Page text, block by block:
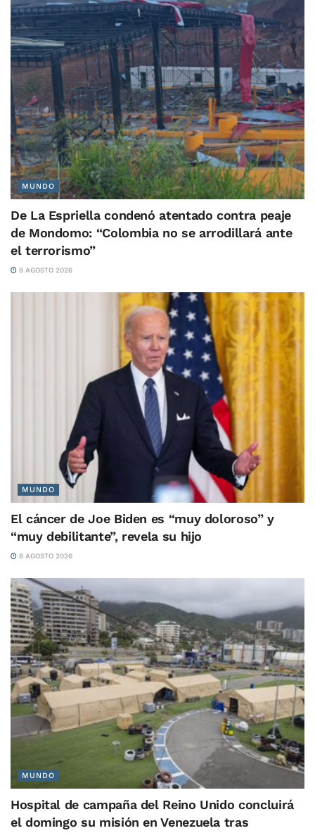
MUNDO
De La Espriella condenó atentado contra peaje
de Mondomo: “Colombia no se arrodillará ante
el terrorismo”
8 AGOSTO 2026
MUNDO
El cáncer de Joe Biden es “muy doloroso” y
“muy debilitante”, revela su hijo
8 AGOSTO 2026
MUNDO
Hospital de campaña del Reino Unido concluirá
el domingo su misión en Venezuela tras